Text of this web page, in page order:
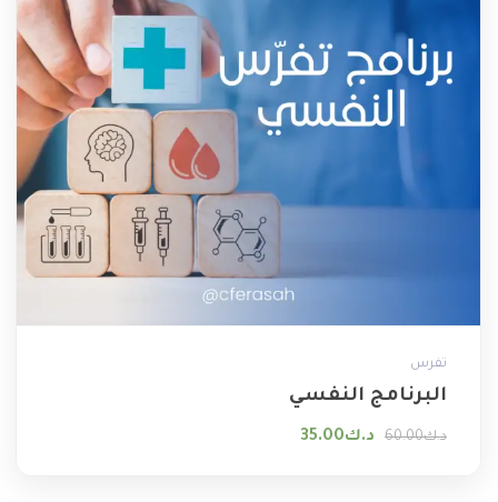
تفرس
البرنامج النفسي
د.ك60.00 السعر الأصلي هو: د.ك60.00.
د.ك35.00السعر الحالي هو: د.ك35.00.